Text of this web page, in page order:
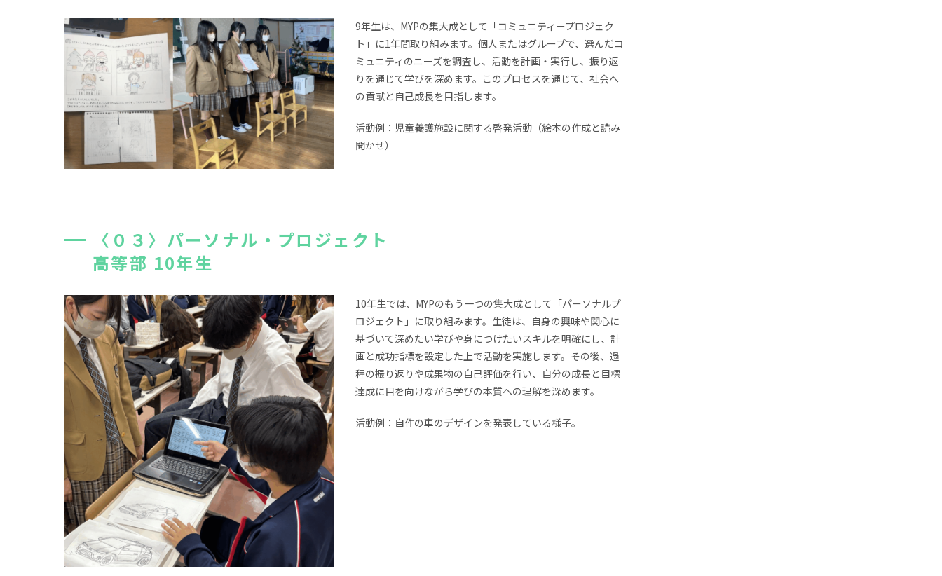
9年生は、MYPの集大成として「コミュニティープロジェク
ト」に1年間取り組みます。個人またはグループで、選んだコ
ミュニティのニーズを調査し、活動を計画・実行し、振り返
りを通じて学びを深めます。このプロセスを通じて、社会へ
の貢献と自己成長を目指します。
活動例：児童養護施設に関する啓発活動（絵本の作成と読み
聞かせ）
〈０３〉パーソナル・プロジェクト
高等部 10年生
10年生では、MYPのもう一つの集大成として「パーソナルプ
ロジェクト」に取り組みます。生徒は、自身の興味や関心に
基づいて深めたい学びや身につけたいスキルを明確にし、計
画と成功指標を設定した上で活動を実施します。その後、過
程の振り返りや成果物の自己評価を行い、自分の成長と目標
達成に目を向けながら学びの本質への理解を深めます。
活動例：自作の車のデザインを発表している様子。